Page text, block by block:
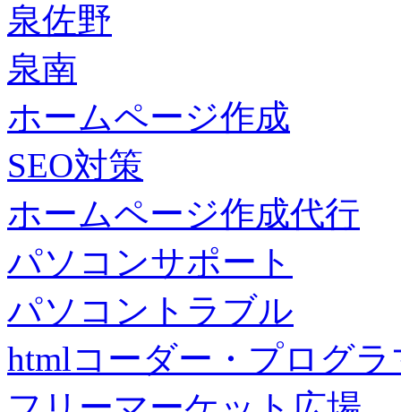
泉佐野
泉南
ホームページ作成
SEO対策
ホームページ作成代行
パソコンサポート
パソコントラブル
htmlコーダー・プログラ